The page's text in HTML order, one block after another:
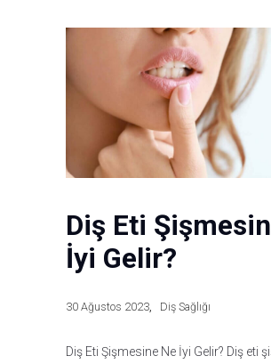
Diş Eti
İyi Gelir?
30 Ağustos 2023 Diş Sağlığı
Diş Eti Şişmesine Ne İyi Gelir? Diş eti